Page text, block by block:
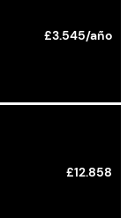
£3.545/año
£12.858